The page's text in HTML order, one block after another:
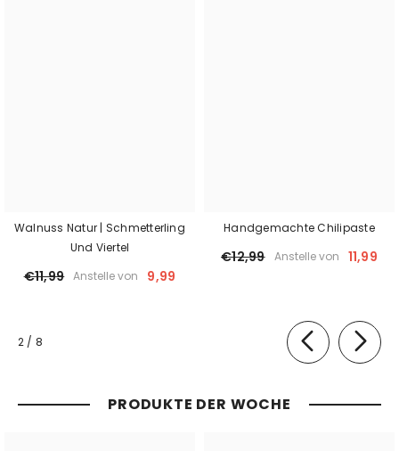
Walnuss Natur | Schmetterling
Und Viertel
€11,99 Anstelle von 9,99
Handgemachte Chilipaste
€12,99 Anstelle von 11,99
2 / von
8
PRODUKTE DER WOCHE